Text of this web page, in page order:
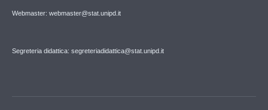
Webmaster: webmaster@stat.unipd.it
Segreteria didattica: segreteriadidattica@stat.unipd.it